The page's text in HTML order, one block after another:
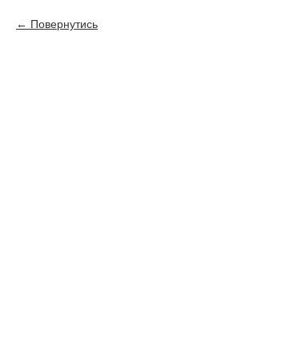
Повернутись